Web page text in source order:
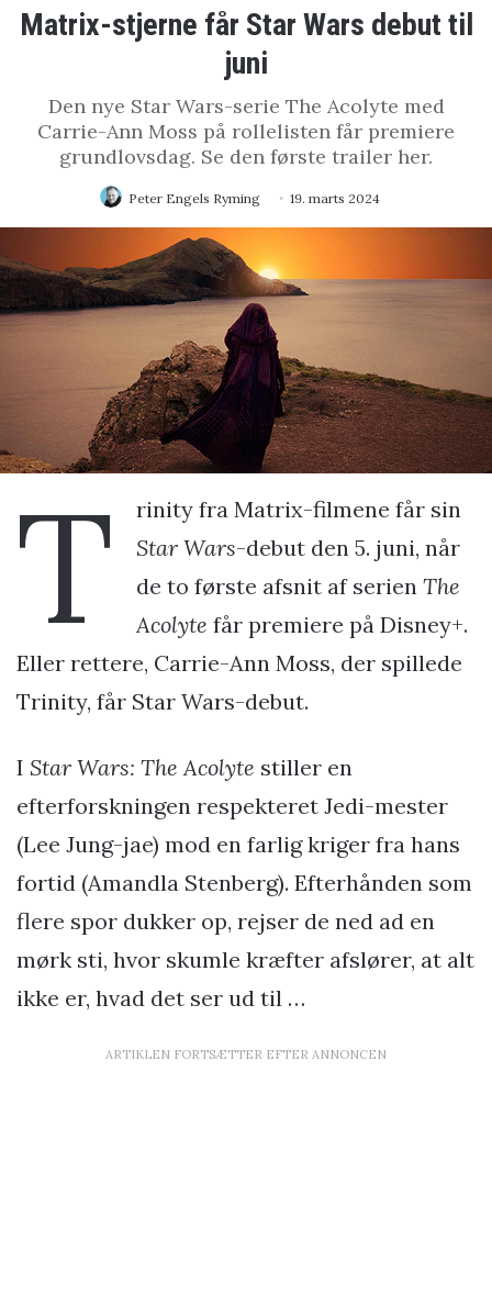
Matrix-stjerne får Star Wars debut til
juni
Den nye Star Wars-serie The Acolyte med
Carrie-Ann Moss på rollelisten får premiere
grundlovsdag. Se den første trailer her.
Peter Engels Ryming 19. marts 2024
T
rinity fra Matrix-filmene får sin
Star Wars-debut den 5. juni, når
de to første afsnit af serien The
Acolyte får premiere på Disney+.
Eller rettere, Carrie-Ann Moss, der spillede
Trinity, får Star Wars-debut.
I Star Wars: The Acolyte stiller en
efterforskningen respekteret Jedi-mester
(Lee Jung-jae) mod en farlig kriger fra hans
fortid (Amandla Stenberg). Efterhånden som
flere spor dukker op, rejser de ned ad en
mørk sti, hvor skumle kræfter afslører, at alt
ikke er, hvad det ser ud til …
ARTIKLEN FORTSÆTTER EFTER ANNONCEN